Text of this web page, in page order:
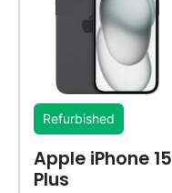
Refurbished
Apple iPhone 15
Plus